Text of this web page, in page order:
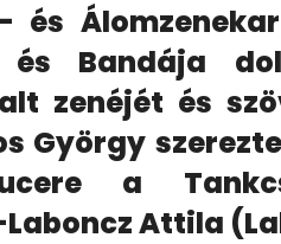
és
Bandája
zenéjét és
György
a
Attila